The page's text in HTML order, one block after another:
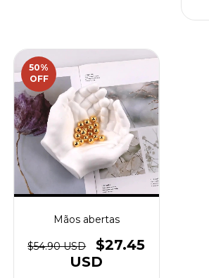
50%
OFF
Mãos abertas
$54.90 USD
$27.45
USD